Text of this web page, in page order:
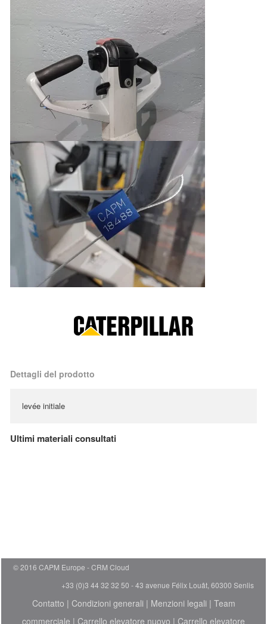
Dettagli del prodotto
levée initiale
Ultimi materiali consultati
© 2016 CAPM Europe
CRM Cloud
+33 (0)3 44 32 32 50 - 43 avenue Félix Louât, 60300 Senlis
Contatto | Condizioni generali| Menzioni legali| Team
commerciale | Carrello elevatore nuovo | Carrello elevatore